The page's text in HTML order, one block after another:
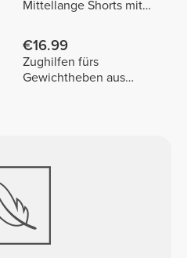
Mittellange Shorts mit
€16.99
Zughilfen fürs
Gewichtheben aus